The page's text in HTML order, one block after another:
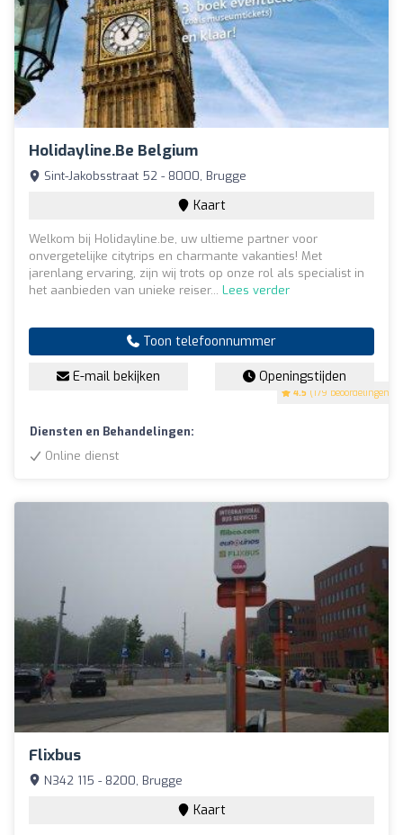
Holidayline.be Belgium
4.5 (179 beoordelingen)
Sint-Jakobsstraat 52 - 8000, Brugge
Kaart
Welkom bij Holidayline.be, uw ultieme partner voor
onvergetelijke citytrips en charmante vakanties! Met
jarenlang ervaring, zijn wij trots op onze rol als specialist in
het aanbieden van unieke reiser... Lees verder
Toon telefoonnummer
E-mail bekijken Openingstijden
Diensten en Behandelingen:
Online dienst
Flixbus
N342 115 - 8200, Brugge
Kaart